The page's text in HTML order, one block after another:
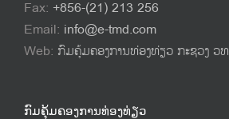
Fax: +856-(21) 213 256
Email: info@e-tmd.com
Web: ກົມຄຸ້ມຄອງການທ່ອງທ່ຽວ ກະຊວງ ວທ
ກົມຄຸ້ມຄອງການທ່ອງທ່ຽວ